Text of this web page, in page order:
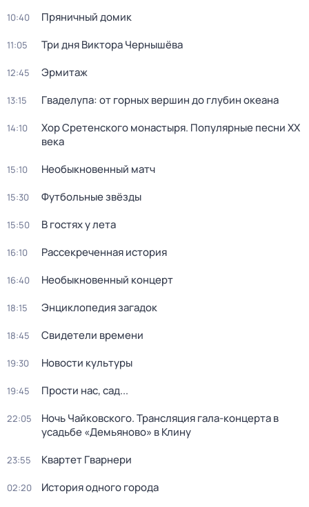
10:40 Пряничный домик
11:05 Три дня Виктора Чернышёва
12:45 Эрмитаж
13:15 Гваделупа: от горных вершин до глубин океана
14:10
Хор Сретенского монастыря. Популярные песни XX
века
15:10 Необыкновенный матч
15:30 Футбольные звёзды
15:50 В гостях у лета
16:10 Рассекреченная история
16:40 Необыкновенный концерт
18:15 Энциклопедия загадок
18:45 Свидетели времени
19:30 Новости культуры
19:45 Прости нас, сад...
22:05
Ночь Чайковского. Трансляция гала-концерта в
усадьбе «Демьяново» в Клину
23:55 Квартет Гварнери
02:20 История одного города